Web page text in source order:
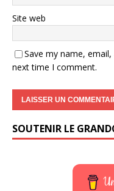
Site web
Save my name,
next time I comment.
SOUTENIR LE